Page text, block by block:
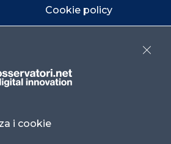
Cookie policy
accessibilità
i cookie